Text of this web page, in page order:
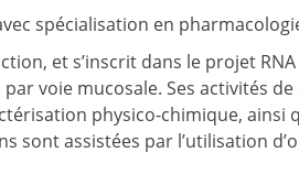
spécialisation en
et s’inscrit dans le projet
voie mucosale. Ses activités
physico-chimique, ainsi
assistées par l’utilisation